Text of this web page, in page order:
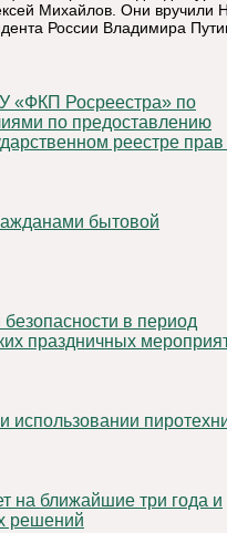
Михайлов. Они вручили
России Владимира
по предоставлению
реестре прав
праздничных
использовании
решений